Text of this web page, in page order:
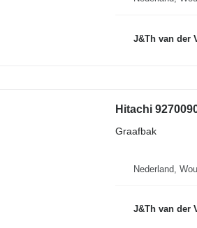
J&Th van der
Hitachi
Graafbak
Nederland,
J&Th van der